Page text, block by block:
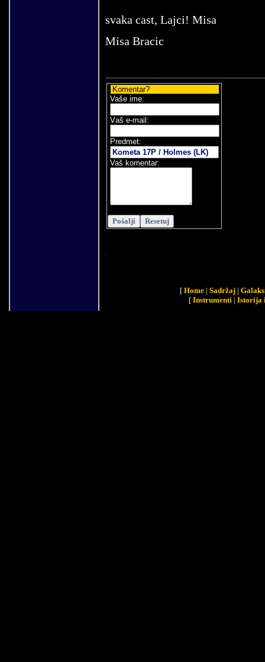
svaka cast, Lajci! Misa
Misa Bracic
Komentar?
Vaše ime:
Vaš e-mail :
Predmet:
Vaš komentar:
[ Home | Sadržaj |
[ Instrumenti | Istorija